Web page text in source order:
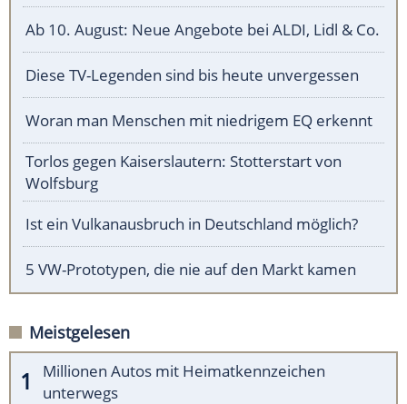
Ab 10. August: Neue Angebote bei ALDI, Lidl & Co.
Diese TV-Legenden sind bis heute unvergessen
Woran man Menschen mit niedrigem EQ erkennt
Torlos gegen Kaiserslautern: Stotterstart von
Wolfsburg
Ist ein Vulkanausbruch in Deutschland möglich?
5 VW-Prototypen, die nie auf den Markt kamen
Meistgelesen
Millionen Autos mit Heimatkennzeichen
unterwegs